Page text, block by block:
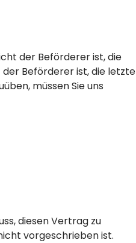
der Beförderer ist, die
Beförderer ist, die letzte
müssen Sie uns
diesen Vertrag zu
vorgeschrieben ist.